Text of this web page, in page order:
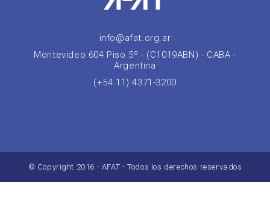
info@afat.org.ar
Montevideo 604 Piso 5º - (C1019ABN) - CABA -
Argentina
(+54 11) 4371-3200
© Copyright 2016 - AFAT - Todos los derechos reservados